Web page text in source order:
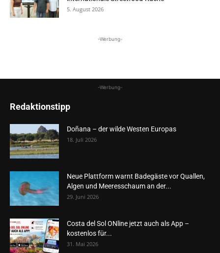
5. August 2026
-Werbung-
-Werbung-
Redaktionstipp
Doñana – der wilde Westen Europas
18. Juli 2026
Neue Plattform warnt Badegäste vor Quallen,
Algen und Meeresschaum an der...
29. Juni 2026
Costa del Sol ONline jetzt auch als App –
kostenlos für...
31. Mai 2026